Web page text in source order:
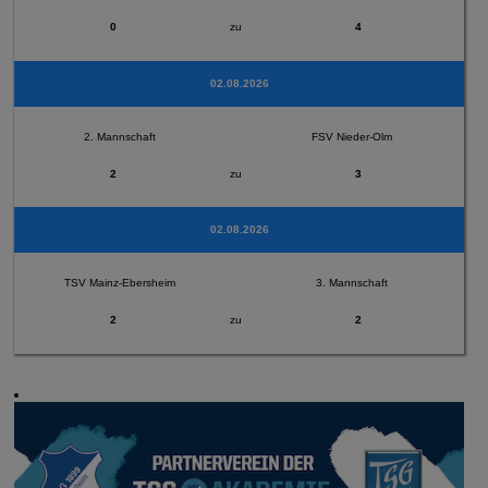
0 zu 4
02.08.2026
2. Mannschaft FSV Nieder-Olm
2 zu 3
02.08.2026
TSV Mainz-Ebersheim 3. Mannschaft
2 zu 2